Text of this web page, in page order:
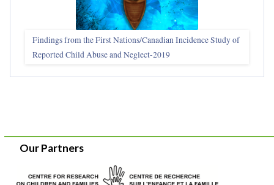
Findings from the First Nations/Canadian Incidence Study of
Reported Child Abuse and Neglect-2019
Our Partners